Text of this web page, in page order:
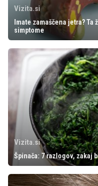
Vizita.si
Imate zamaščena jetra?
simptome
Vizita.si
Špinača: 7 razlogov, zakaj